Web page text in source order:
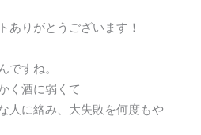
ありがとうございます！
ですね。
く酒に弱くて
人に絡み、大失敗を何度もや